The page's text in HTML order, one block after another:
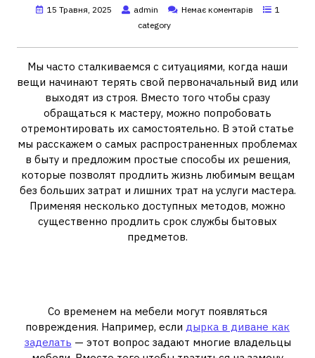
15 Травня, 2025 admin Немає коментарів
1
category
Мы часто сталкиваемся с ситуациями, когда наши
вещи начинают терять свой первоначальный вид или
выходят из строя. Вместо того чтобы сразу
обращаться к мастеру, можно попробовать
отремонтировать их самостоятельно. В этой статье
мы расскажем о самых распространенных проблемах
в быту и предложим простые способы их решения,
которые позволят продлить жизнь любимым вещам
без больших затрат и лишних трат на услуги мастера.
Применяя несколько доступных методов, можно
существенно продлить срок службы бытовых
предметов.
Со временем на мебели могут появляться
повреждения. Например, если дырка в диване как
заделать — этот вопрос задают многие владельцы